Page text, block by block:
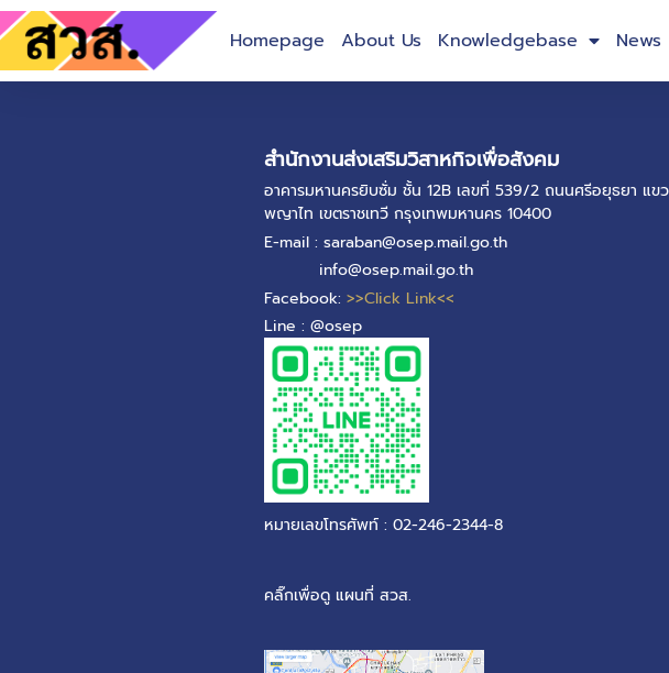
Homepage About Us Knowledgebase News
สำนักงานส่งเสริมวิสาหกิจเพื่อสังคม
อาคารมหานครยิบซั่ม ชั้น 12B เลขที่ 539/2 ถนนศรีอยุธยา แข
พญาไท เขตราชเทวี กรุงเทพมหานคร 10400
E-mail : saraban@osep.mail.go.th
info@osep.mail.go.th
Facebook: >>Click Link<<
Line : @osep
หมายเลขโทรศัพท์ : 02-246-2344-8
คลิ๊กเพื่อดู แผนที่ สวส.